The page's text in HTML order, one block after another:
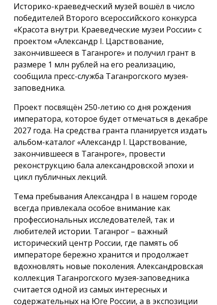
Историко-краеведческий музей вошёл в число
победителей Второго всероссийского конкурса
«Красота внутри. Краеведческие музеи России» с
проектом «Александр I. Царствование,
закончившееся в Таганроге» и получил грант в
размере 1 млн рублей на его реализацию,
сообщила пресс-служба Таганрогского музея-
заповедника.
Проект посвящён 250-летию со дня рождения
императора, которое будет отмечаться в декабре
2027 года. На средства гранта планируется издать
альбом-каталог «Александр I. Царствование,
закончившееся в Таганроге», провести
реконструкцию бала александровской эпохи и
цикл публичных лекций.
Тема пребывания Александра I в нашем городе
всегда привлекала особое внимание как
профессиональных исследователей, так и
любителей истории. Таганрог – важный
исторический центр России, где память об
императоре бережно хранится и продолжает
вдохновлять новые поколения. Александровская
коллекция Таганрогского музея-заповедника
считается одной из самых интересных и
содержательных на Юге России, а в экспозиции